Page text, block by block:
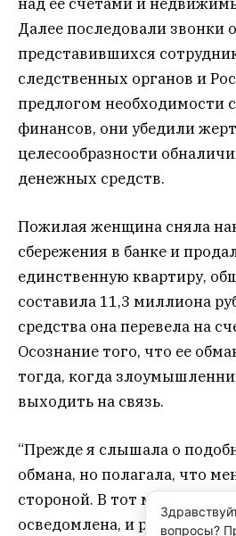
Далее последовали звонки
представившихся
следственных органов и
предлогом необходимости
финансов, они убедили
целесообразности
денежных средств.
Пожилая женщина сняла
сбережения в банке и
единственную квартиру,
составила 11,3 миллиона
средства она перевела на
Осознание того, что ее
тогда, когда
выходить на связь.
“Прежде я слышала о
обмана, но полагала, что
стороной. В тот момент я
осведомлена, и речь этих
вопросы?